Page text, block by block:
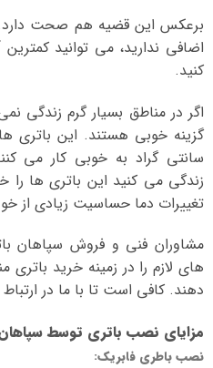
برعکس این قضیه هم صحت دارد.
اضافی ندارید، می توانید
کنید.
اگر در مناطق بسیار گرم زندگی
سانتی گراد به خوبی کار می
زندگی می کنید این باتری ها را
تغییرات دما حساسیت زیادی از
مشاوران فنی و فروش سپاهان
های لازم را در زمینه خرید باتری
دهند. کافی است تا با ما در
مزایای نصب باتری توسط
نصب باطری فابریک: